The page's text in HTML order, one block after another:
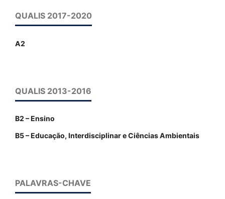
QUALIS 2017-2020
A2
QUALIS 2013-2016
B2 – Ensino
B5 – Educação, Interdisciplinar e Ciências Ambientais
PALAVRAS-CHAVE